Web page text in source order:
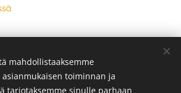
Kaikki oikeudet pidätetään
Evästeet
mahdollistaaksemme
toiminnan ja
tarjotaksemme sinulle parhaan